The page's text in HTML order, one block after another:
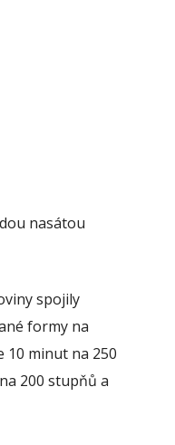
nasátou
spojily
formy na
10 minut na 250
200 stupňů a